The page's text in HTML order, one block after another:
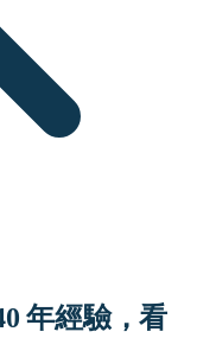
年經驗，看